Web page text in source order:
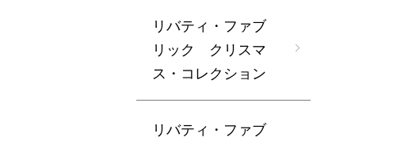
リバティ・ファブ
リック クリスマ
ス・コレクション
リバティ・ファブ